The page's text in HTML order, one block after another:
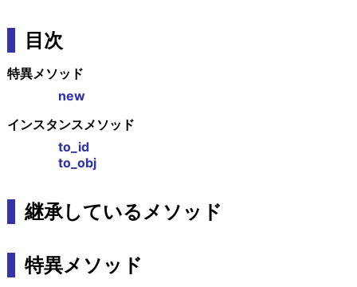
目次
特異メソッド
new
インスタンスメソッド
to_id
to_obj
継承しているメソッド
特異メソッド